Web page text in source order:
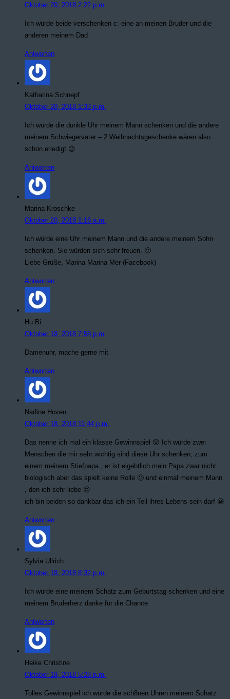
Oktober 20, 2018 2:22 p.m.
Ich würde beide verschenken c: eine an meinen Bruder und die
anderen meinem Dad
Antworten
Katharina Schnepf
Oktober 20, 2018 1:33 p.m.
Ich würde die dunkle Uhr meinem Mann schenken und die andere
meinem Schwiegervater – 2 Weihnachtsgeschenke wären also
schon erledigt 😉
Antworten
Marina Kroschke
Oktober 20, 2018 1:16 a.m.
Ich würde eine Uhr meinem Mann und die andere meinem Sohn
schenken. Sie würden sich sehr freuen. 🙂
Liebe Grüße, Marina Marina Mer (Facebook)
Antworten
Hu Bi
Oktober 19, 2018 7:58 p.m.
Damenuhr, mache gerne mit
Antworten
Nadine Hoven
Oktober 18, 2018 11:44 p.m.
Das nenne ich mal ein klasse Gewinnspiel 😲 Ich würde zwei
Menschen die mir sehr wichtig sind diese Uhr schenken, zum
einem meinem Stiefpapa , er ist eigebtlich mein Papa zwar nicht
biologisch aber das spielt keine Rolle 🙂 und einmal meinem Mann
, den ich sehr liebe 😍
ich bin beiden so dankbar das ich ein Teil ihres Lebens sein darf 😀
Antworten
Sylvia Ullrich
Oktober 18, 2018 8:32 p.m.
Ich würde eine meinem Schatz zum Geburtstag schenken und eine
meinem Bruderherz danke für die Chance
Antworten
Heike Christine
Oktober 18, 2018 5:28 p.m.
Tolles Gewinnspiel ich würde die sch8nen Uhren meinem Schatz